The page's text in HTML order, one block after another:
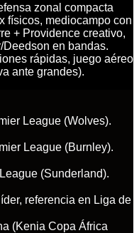
zonal compacta
físicos, mediocampo con
+ Providence creativo,
en bandas.
rápidas, juego aéreo
ante grandes).
League (Wolves).
League (Burnley).
(Sunderland).
referencia en Liga de
(Kenia Copa África